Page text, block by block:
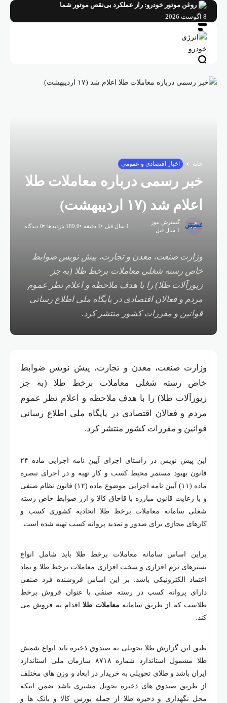
رفتن
روغن موتور خودرو: راز عملکرد بی‌نقص موتور شما
8 آگوست 2026
خانه اخبار اقتصادی و عمومی
خبر رسمی درباره معاملات طلا
اعلام شد (۱۷ اردیبهشت)
گسترش نیوز
1 سال قبل
1 سال قبل 1 دقیقه 189,0 بازدیدها 0 دیدگاه
وزارت صنعت، معدن و تجارت، پیش نویس ضوابط
خاص رسته شغلی معاملات برخط طلا (به جز
زیورآلات طلا) را با هدف ملاحظه و اعلام نظر عموم
مردم و فعالان اقتصادی در پایگاه ملی اطلاع رسانی
قوانین و مقررات کشور منتشر کرد.
وزارت صنعت، معدن و تجارت، پیش نویس ضوابط
خاص رسته شغلی معاملات برخط طلا (به جز
زیورآلات طلا) را با هدف ملاحظه و اعلام نظر عموم
مردم و فعالان اقتصادی در پایگاه ملی اطلاع رسانی
قوانین و مقررات کشور منتشر کرد.
این پیش نویس در راستای اجرای آیین نامه اجرایی ماده ۲۴
قانون بهبود مستمر محیط کسب و کار تهیه و در اجرای تبصره
ماده (۱۱) آیین نامه اجرایی موضوع ماده (۱۲) قانون نظام صنفی
و با رعایت قانون مبارزه با قاچاق کالا و ارز ضوابط خاص رسته
شغلی سامانه معاملات برخط طلا اتحادیه کشوری کسب و
کارهای مجازی برای صدور و تمدید پروانه کسب تهیه شده است.
براین اساس سامانه معاملات برخط طلا باید شامل انواع
بسترهای نرم افزاری و سخت افزاری معاملات برخط طلا و نماد
اعتماد الکترونیکی باشد. بر این اساس فروشنده فرد صنفی
دارای پروانه کسب در رسته صنفی با عنوان فروش برخط
طلاست که از طریق سامانه معاملات طلا
اقدام به فروش می
کند.
طبق این گزارش طلا تحویلی به صندوق ذخیره باید انواع شمش
طلا مشمول استاندارد شماره ۸۷۱۸ سازمان ملی استاندارد
ایران باشد و طلای تحویلی به خریدار در ابعاد و وزن های مختلف
از طریق صندوق های ذخیره تحویل مشتری باشد ضمن اینکه
محل نگهداری و ذخیره طلا از جمله بورس کالا و بانک ها و